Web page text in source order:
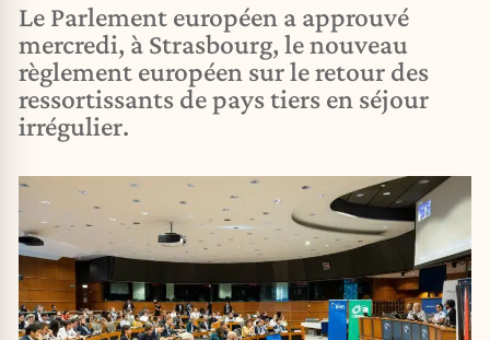
Le Parlement européen a approuvé
mercredi, à Strasbourg, le nouveau
règlement européen sur le retour des
ressortissants de pays tiers en séjour
irrégulier.